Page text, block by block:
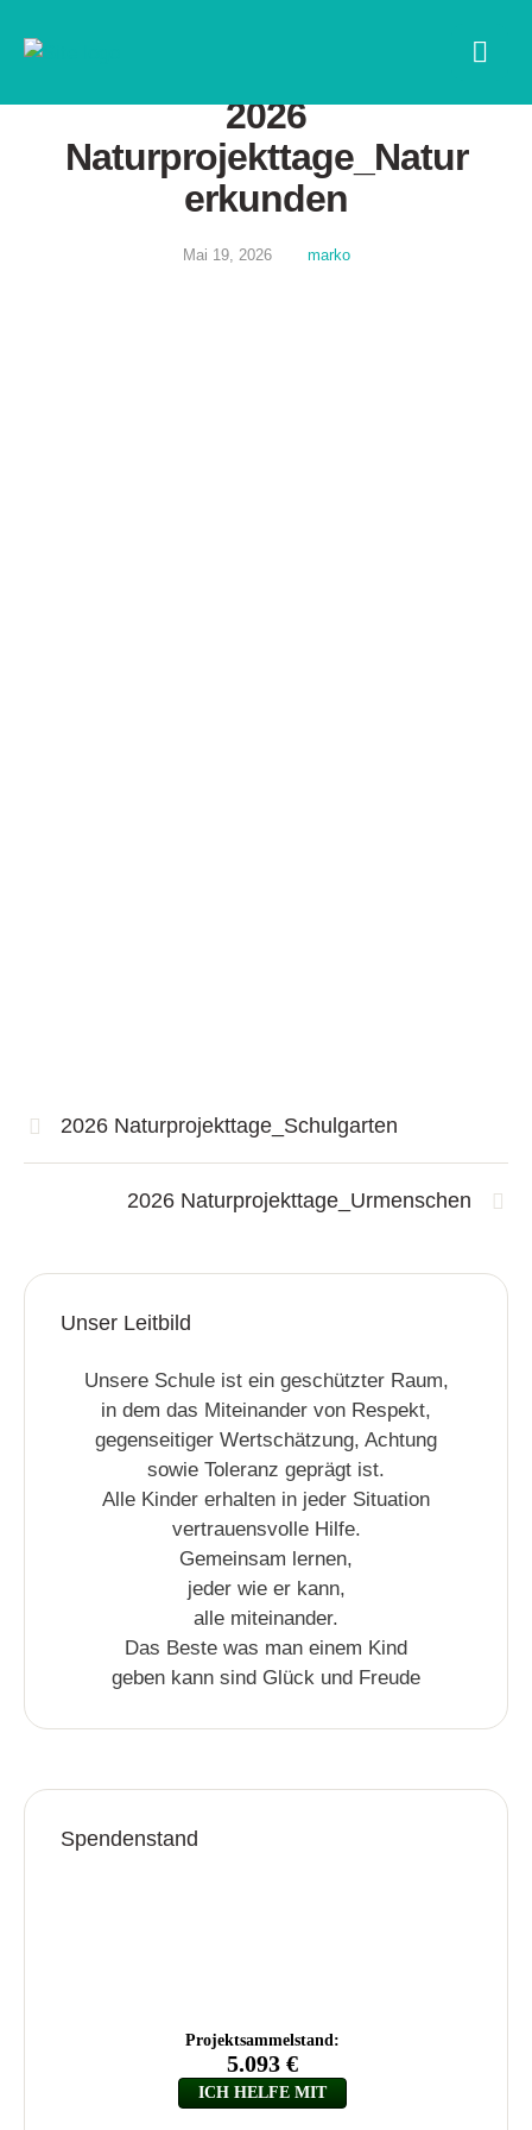
2026
Naturprojekttage_Natur
erkunden
Mai 19, 2026 marko
2026 Naturprojekttage_Schulgarten
2026 Naturprojekttage_Urmenschen
Unser Leitbild
Unsere Schule ist ein geschützter Raum,
in dem das Miteinander von Respekt,
gegenseitiger Wertschätzung, Achtung
sowie Toleranz geprägt ist.
Alle Kinder erhalten in jeder Situation
vertrauensvolle Hilfe.
Gemeinsam lernen,
jeder wie er kann,
alle miteinander.
Das Beste was man einem Kind
geben kann sind Glück und Freude
Spendenstand